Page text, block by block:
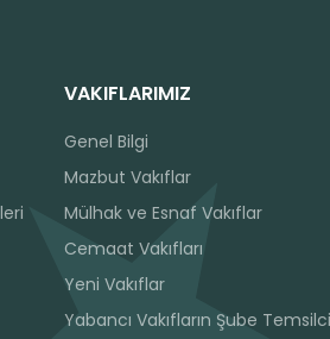
VAKIFLARIMIZ
Genel Bilgi
Mazbut Vakıflar
Mülhak ve Esnaf Vakıflar
Cemaat Vakıfları
Yeni Vakıflar
Yabancı Vakıfların Şube